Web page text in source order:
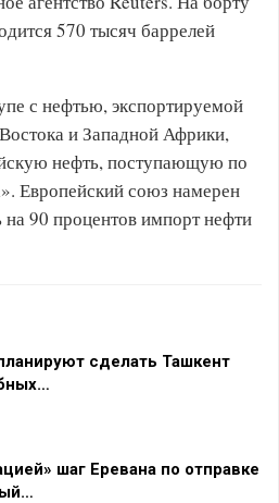
570 тысяч баррелей
с нефтью, экспортируемой
и Западной Африки,
нефть, поступающую по
Европейский союз намерен
на 90 процентов импорт нефти
сделать Ташкент
шаг Еревана по отправке